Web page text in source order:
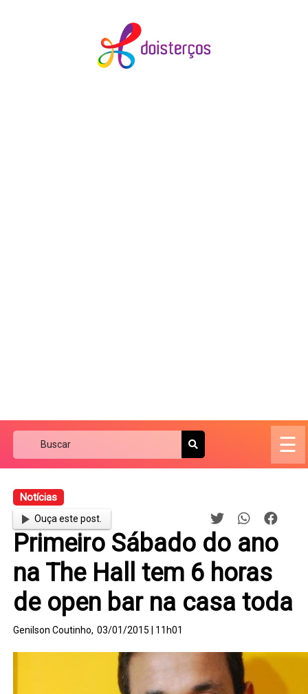
☰
Notícias
Ouça este post.
Primeiro Sábado do ano
na The Hall tem 6 horas
de open bar na casa toda
Genilson Coutinho, 03/01/2015 | 11h01